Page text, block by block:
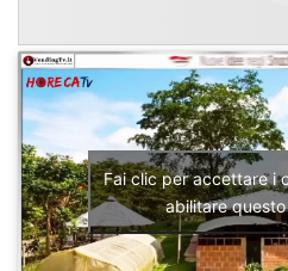
Fai clic per accettare i
abilitare